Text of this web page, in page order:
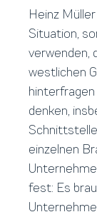
Heinz
Situation,
verwenden,
westlichen
denken,
einzelnen
fest: Es